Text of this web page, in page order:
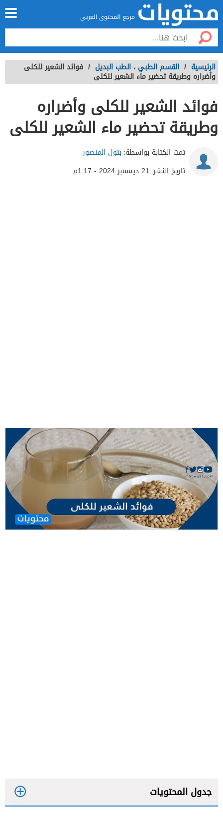
مرجع المحتوى العربي
الرئيسية / القسم الطبي ، الطب البديل / فوائد الشعير للكلى
وأضراره وطريقة تحضير ماء الشعير للكلى
فوائد الشعير للكلى وأضراره
وطريقة تحضير ماء الشعير للكلى
تمت الكتابة بواسطة: بتول المنصور
تاريخ النشر: 21 ديسمبر 2024 - 1:17م
جدول المحتويات